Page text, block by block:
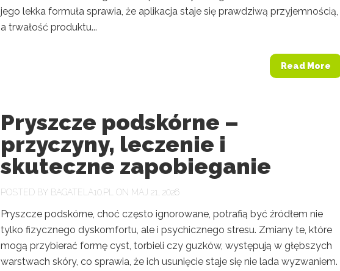
jego lekka formuła sprawia, że aplikacja staje się prawdziwą przyjemnością,
a trwałość produktu...
Read More
Pryszcze podskórne –
przyczyny, leczenie i
skuteczne zapobieganie
POSTED BY BAGATELA10.PL ON MAJ 21, 2026
Pryszcze podskórne, choć często ignorowane, potrafią być źródłem nie
tylko fizycznego dyskomfortu, ale i psychicznego stresu. Zmiany te, które
mogą przybierać formę cyst, torbieli czy guzków, występują w głębszych
warstwach skóry, co sprawia, że ich usunięcie staje się nie lada wyzwaniem.